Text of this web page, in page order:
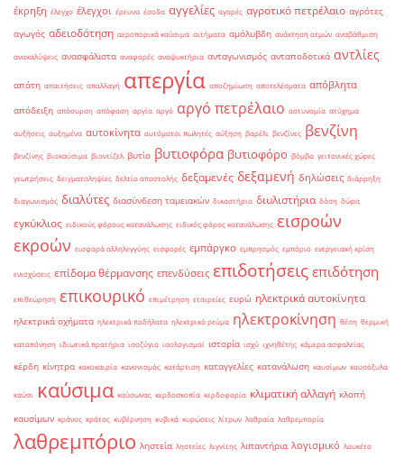
έκρηξη έλεγχο έλεγχοι έρευνα έσοδα αγγελίες αγορές αγροτικό πετρέλαιο αγρότες
αγωγός αδειοδότηση αεροπορικά καύσιμα αιτήματα αμόλυβδη ανάκτηση ατμών αναβάθμιση
ανακαλύψεις ανασφάλιστα αναφορές αναψυκτήρια ανταγωνισμός ανταποδοτικά αντλίες
απάτη απαιτήσεις απαλλαγή απεργία αποζημίωση αποτελέσματα απόβλητα
απόδειξη απόσυρση απόφαση αργία αργό αργό πετρέλαιο αστυνομία ατύχημα
αυξήσεις αυξημένα αυτοκίνητα αυτόματοι πωλητές αύξηση βαρέλι βενζίνες βενζίνη
βενζίνης βιοκαύσιμα βιοντίζελ βυτίο βυτιοφόρα βυτιοφόρο βόμβα γειτονικές χώρες
γεωτρήσεις δειγματοληψίες δελτίο αποστολής δεξαμενές δεξαμενή δηλώσεις διάρρηξη
διαγωνισμός διαλύτες διασύνδεση ταμειακών δικαστήριο διυλιστήρια δόση δώρα
εγκύκλιος ειδικούς φόρους κατανάλωσης ειδικός φόρος κατανάλωσης εισροών
εκροών εισφορά αλληλεγγύης εισφορές εμπάργκο εμπρησμός εμπόριο ενεργειακή κρίση
ενισχύσεις επίδομα θέρμανσης επενδύσεις επιδοτήσεις επιδότηση
επιθεώρηση επικουρικό επιμέτρηση εταιρείες ευρώ ηλεκτρικά αυτοκίνητα
ηλεκτρικά οχήματα ηλεκτρικά ποδήλατα ηλεκτρικό ρεύμα ηλεκτροκίνηση θέση θερμική
καταπόνηση ιδιωτικά πρατήρια ισοζύγιο ισολογισμοί ιστορία ισχύ ιχνηθέτης κάμερα ασφαλείας
κέρδη κίνητρα κακοκαιρία κανονισμός κατάρτιση καταγγελίες κατανάλωση καυσίμων καυσόξυλα
καύσι καύσιμα καύσωνας κερδοσκοπία κερδοφορία κλιματική αλλαγή κλοπή
καυσίμων κράνος κράτος κυβέρνηση κυβικά κυρώσεις λίτρων λαθραία λαθρεμπορία
λαθρεμπόριο ληστεία ληστείες λιγνίτης λιπαντήρια λογισμικό λουκέτο